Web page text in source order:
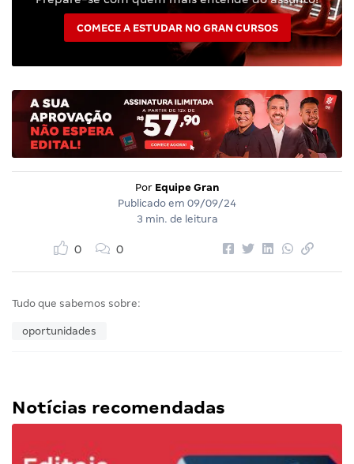
COMECE A ESTUDAR NO GRAN CURSOS
Por Equipe Gran
Publicado em 09/09/24
3 min. de leitura
0 0
Tudo que sabemos sobre:
oportunidades
Notícias recomendadas